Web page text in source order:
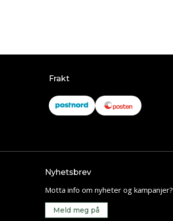
Frakt
Nyhetsbrev
Motta info om nyheter og kampanjer?
Meld meg på